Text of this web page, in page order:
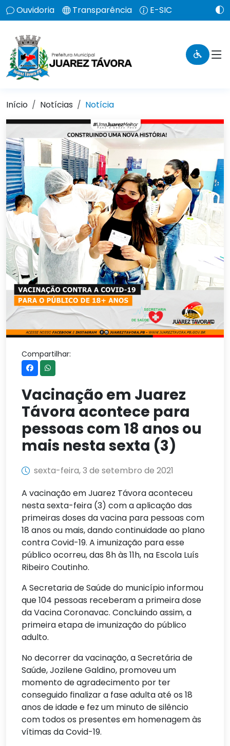
Ouvidoria Transparência E-SIC
Início Notícias Notícia
Compartilhar:
Vacinação em Juarez
Távora acontece para
pessoas com 18 anos ou
mais nesta sexta (3)
sexta-feira, 3 de setembro de 2021
A vacinação em Juarez Távora aconteceu
nesta sexta-feira (3) com a aplicação das
primeiras doses da vacina para pessoas com
18 anos ou mais, dando continuidade ao plano
contra Covid-19. A imunização para esse
público ocorreu, das 8h às 11h, na Escola Luís
Ribeiro Coutinho.
A Secretaria de Saúde do município informou
que 104 pessoas receberam a primeira dose
da Vacina Coronavac. Concluindo assim, a
primeira etapa de imunização do público
adulto.
No decorrer da vacinação, a Secretária de
Saúde, Jozilene Galdino, promoveu um
momento de agradecimento por ter
conseguido finalizar a fase adulta até os 18
anos de idade e fez um minuto de silêncio
com todos os presentes em homenagem às
vítimas da Covid-19.